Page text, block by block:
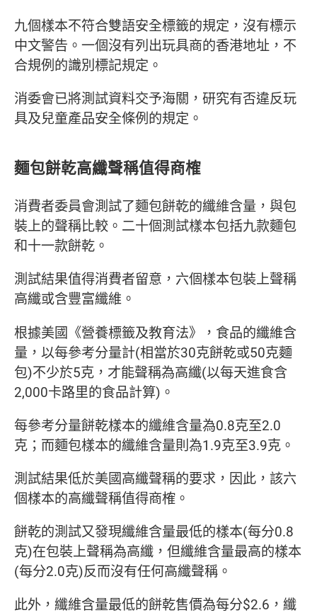
九個樣本不符合雙語安全標籤的規定，沒有標示
中文警告。一個沒有列出玩具商的香港地址，不
合規例的識別標記規定。
消委會已將測試資料交予海關，研究有否違反玩
具及兒童產品安全條例的規定。
麵包餅乾高纖聲稱值得商榷
消費者委員會測試了麵包餅乾的纖維含量，與包
裝上的聲稱比較。二十個測試樣本包括九款麵包
和十一款餅乾。
測試結果值得消費者留意，六個樣本包裝上聲稱
高纖或含豐富纖維。
根據美國《營養標籤及教育法》，食品的纖維含
量，以每參考分量計(相當於30克餅乾或50克麵
包)不少於5克，才能聲稱為高纖(以每天進食含
2,000卡路里的食品計算)。
每參考分量餅乾樣本的纖維含量為0.8克至2.0
克；而麵包樣本的纖維含量則為1.9克至3.9克。
測試結果低於美國高纖聲稱的要求，因此，該六
個樣本的高纖聲稱值得商榷。
餅乾的測試又發現纖維含量最低的樣本(每分0.8
克)在包裝上聲稱為高纖，但纖維含量最高的樣本
(每分2.0克)反而沒有任何高纖聲稱。
此外，纖維含量最低的餅乾售價為每分$2.6，纖